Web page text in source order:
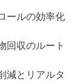
ールの効率化
回収のルート
減とリアルタ